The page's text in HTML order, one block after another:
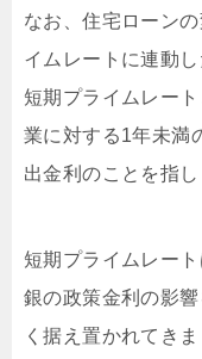
なお、住宅ローン
イムレートに連動
短期プライムレー
業に対する1年未満
出金利のことを指し
短期プライムレー
銀の政策金利の影
く据え置かれてき